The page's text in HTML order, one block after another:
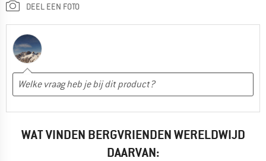
DEEL EEN FOTO
WAT VINDEN BERGVRIENDEN WERELDWIJD
DAARVAN: